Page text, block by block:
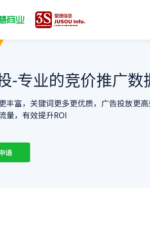
-专业的竞价推广数
丰富，关键词更多更优质，广告投放更
量，有效提升ROI
请